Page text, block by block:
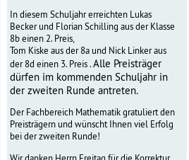
In diesem Schuljahr erreichten Lukas
Becker und Florian Schilling aus der Klasse
8b einen 2. Preis,
Tom Kiske aus der 8a und Nick Linker aus
der 8d einen 3. Preis .Alle Preisträger
dürfen im kommenden Schuljahr in
der zweiten Runde antreten.
Der Fachbereich Mathematik gratuliert den
Preisträgern und wünscht Ihnen viel Erfolg
bei der zweiten Runde!